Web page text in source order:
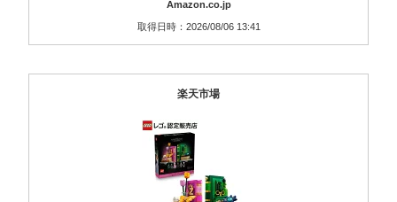
Amazon.co.jp
取得日時：2026/08/06 13:41
楽天市場